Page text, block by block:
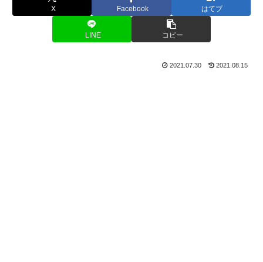
X Facebook はてブ
LINE コピー
2021.07.30 2021.08.15